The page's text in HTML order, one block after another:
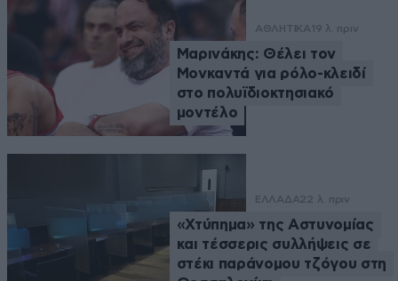
ΑΘΛΗΤΙΚΑ 19 λ. πριν
Μαρινάκης: Θέλει τον
Μονκαντά για ρόλο-κλειδί
στο πολυϊδιοκτησιακό
μοντέλο
ΕΛΛΑΔΑ22 λ. πριν
«Χτύπημα» της Αστυνομίας
και τέσσερις συλλήψεις σε
στέκι παράνομου τζόγου στη